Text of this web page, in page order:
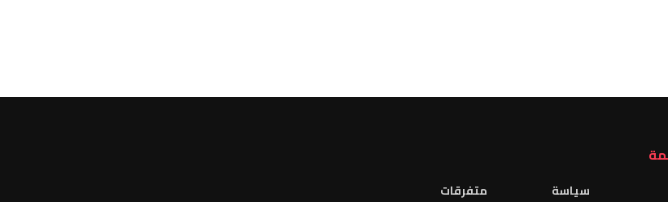
سياسة
متفرقات